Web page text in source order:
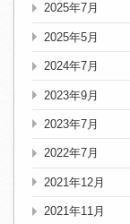
2025年7月
2025年5月
2024年7月
2023年9月
2023年7月
2022年7月
2021年12月
2021年11月